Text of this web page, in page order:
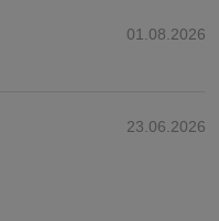
01.08.2026
23.06.2026